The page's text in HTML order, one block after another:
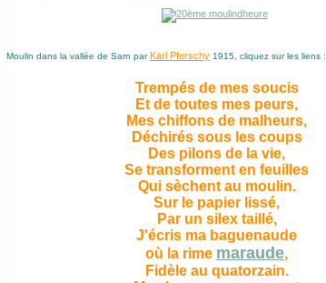
Moulin dans la vallée de Sarn parKarl Pferschy 1915 , cliquez sur les liens :
Trempés de mes soucis
Et de toutes mes peurs,
Mes chiffons de malheurs,
Déchirés sous les coups
Des pilons de la vie,
Se transforment en feuilles
Qui sèchent au moulin.
Sur le papier lissé,
Par un silex taillé,
J'écris ma baguenaude
où la rime maraude,
Fidèle au quatorzain.